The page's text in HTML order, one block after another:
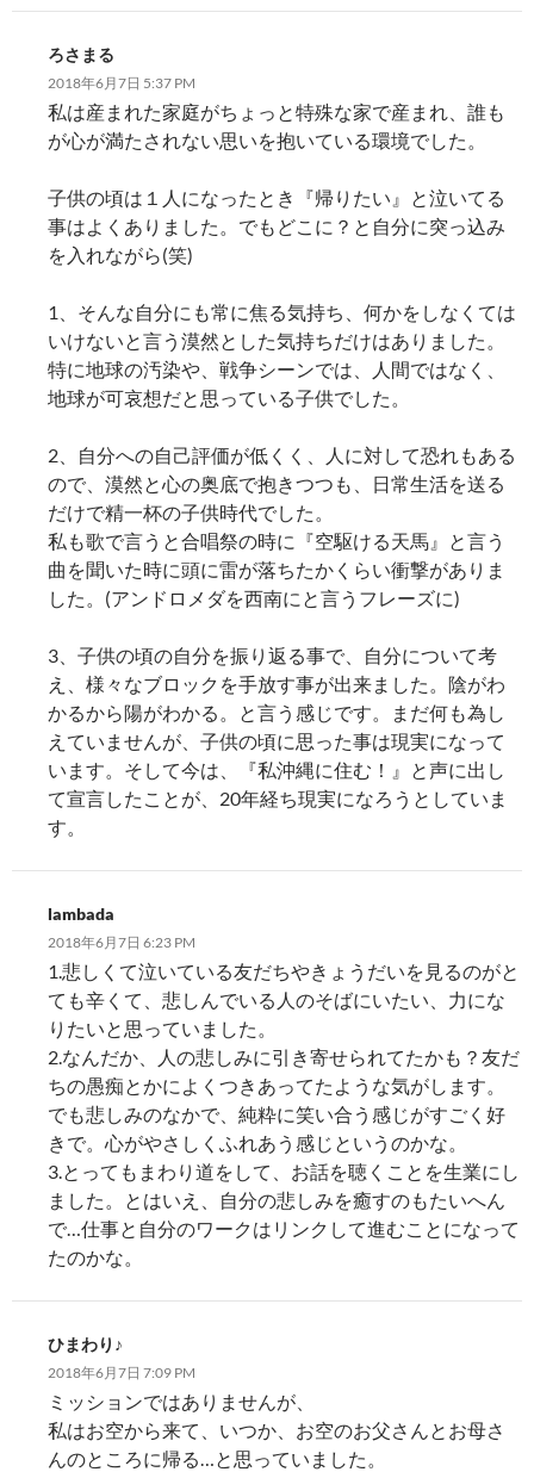
ろさまる
2018年6月7日 5:37 PM
私は産まれた家庭がちょっと特殊な家で産まれ、誰も
が心が満たされない思いを抱いている環境でした。
子供の頃は１人になったとき『帰りたい』と泣いてる
事はよくありました。でもどこに？と自分に突っ込み
を入れながら(笑)
1、そんな自分にも常に焦る気持ち、何かをしなくては
いけないと言う漠然とした気持ちだけはありました。
特に地球の汚染や、戦争シーンでは、人間ではなく、
地球が可哀想だと思っている子供でした。
2、自分への自己評価が低くく、人に対して恐れもある
ので、漠然と心の奥底で抱きつつも、日常生活を送る
だけで精一杯の子供時代でした。
私も歌で言うと合唱祭の時に『空駆ける天馬』と言う
曲を聞いた時に頭に雷が落ちたかくらい衝撃がありま
した。(アンドロメダを西南にと言うフレーズに)
3、子供の頃の自分を振り返る事で、自分について考
え、様々なブロックを手放す事が出来ました。陰がわ
かるから陽がわかる。と言う感じです。まだ何も為し
えていませんが、子供の頃に思った事は現実になって
います。そして今は、『私沖縄に住む！』と声に出し
て宣言したことが、20年経ち現実になろうとしていま
す。
lambada
2018年6月7日 6:23 PM
1.悲しくて泣いている友だちやきょうだいを見るのがと
ても辛くて、悲しんでいる人のそばにいたい、力にな
りたいと思っていました。
2.なんだか、人の悲しみに引き寄せられてたかも？友だ
ちの愚痴とかによくつきあってたような気がします。
でも悲しみのなかで、純粋に笑い合う感じがすごく好
きで。心がやさしくふれあう感じというのかな。
3.とってもまわり道をして、お話を聴くことを生業にし
ました。とはいえ、自分の悲しみを癒すのもたいへん
で…仕事と自分のワークはリンクして進むことになって
たのかな。
ひまわり♪
2018年6月7日 7:09 PM
ミッションではありませんが、
私はお空から来て、いつか、お空のお父さんとお母さ
んのところに帰る…と思っていました。